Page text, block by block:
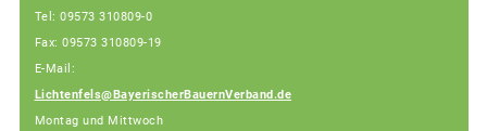
Tel: 09573 310809-0
Fax: 09573 310809-19
E-Mail:
Lichtenfels@BayerischerBauernVerband.de
Montag und Mittwoch